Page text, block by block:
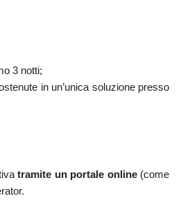
3 notti;
in un’unica soluzione presso
tramite un portale online(come